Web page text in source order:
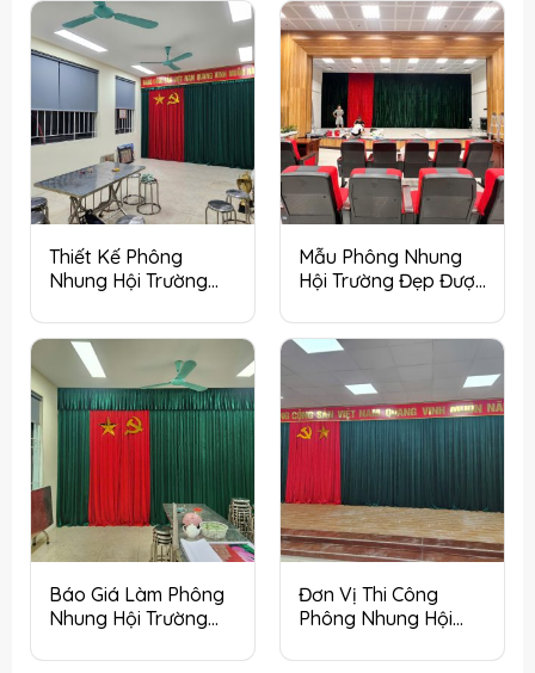
Thiết Kế Phông
Nhung Hội Trường
Cơ Quan Tại Hà Nội
Mẫu Phông Nhung
Hội Trường Đẹp Được
Nội
Báo Giá Làm Phông
Nhung Hội Trường
Đơn Vị Thi Công
Phông Nhung Hội
Tín Năm 2026